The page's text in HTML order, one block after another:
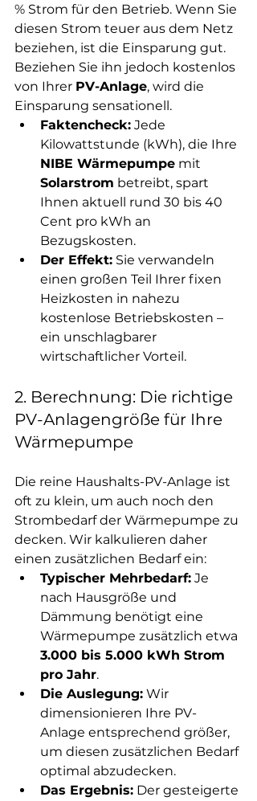
% Strom für den Betrieb. Wenn Sie
diesen Strom teuer aus dem Netz
beziehen, ist die Einsparung gut.
Beziehen Sie ihn jedoch kostenlos
von Ihrer PV-Anlage, wird die
Einsparung sensationell.
Faktencheck: Jede
Kilowattstunde (kWh), die Ihre
NIBE Wärmepumpe mit
Solarstrom betreibt, spart
Ihnen aktuell rund 30 bis 40
Cent pro kWh an
Bezugskosten.
Der Effekt: Sie verwandeln
einen großen Teil Ihrer fixen
Heizkosten in nahezu
kostenlose Betriebskosten –
ein unschlagbarer
wirtschaftlicher Vorteil.
2. Berechnung: Die richtige
PV-Anlagengröße für Ihre
Wärmepumpe
Die reine Haushalts-PV-Anlage ist
oft zu klein, um auch noch den
Strombedarf der Wärmepumpe zu
decken. Wir kalkulieren daher
einen zusätzlichen Bedarf ein:
Typischer Mehrbedarf: Je
nach Hausgröße und
Dämmung benötigt eine
Wärmepumpe zusätzlich etwa
3.000 bis 5.000 kWh Strom
pro Jahr.
Die Auslegung: Wir
dimensionieren Ihre PV-
Anlage entsprechend größer,
um diesen zusätzlichen Bedarf
optimal abzudecken.
Das Ergebnis: Der gesteigerte